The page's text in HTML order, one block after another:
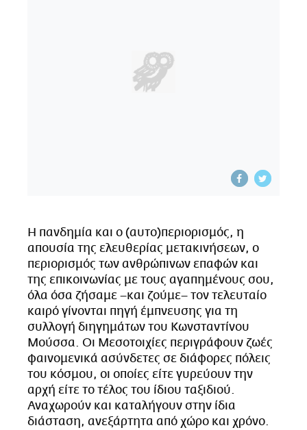
Η πανδημία και ο (αυτo)περιορισμός, η
απουσία της ελευθερίας μετακινήσεων, ο
περιορισμός των ανθρώπινων επαφών και
της επικοινωνίας με τους αγαπημένους σου,
όλα όσα ζήσαμε –και ζούμε– τον τελευταίο
καιρό γίνονται πηγή έμπνευσης για τη
συλλογή διηγημάτων του Κωνσταντίνου
Μούσσα. Οι Μεσοτοιχίες περιγράφουν ζωές
φαινομενικά ασύνδετες σε διάφορες πόλεις
του κόσμου, οι οποίες είτε γυρεύουν την
αρχή είτε το τέλος του ίδιου ταξιδιού.
Αναχωρούν και καταλήγουν στην ίδια
διάσταση, ανεξάρτητα από χώρο και χρόνο.